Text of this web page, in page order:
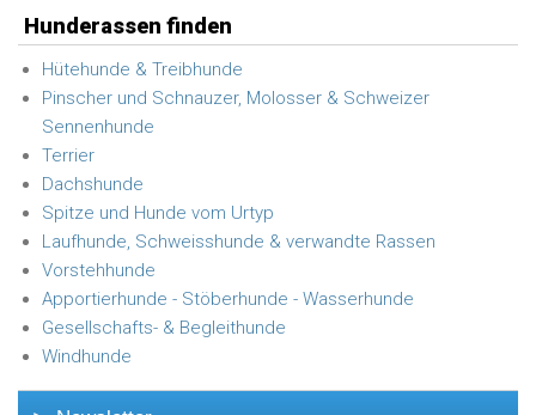
Hunderassen finden
Hütehunde & Treibhunde
Pinscher und Schnauzer, Molosser & Schweizer
Sennenhunde
Terrier
Dachshunde
Spitze und Hunde vom Urtyp
Laufhunde, Schweisshunde & verwandte Rassen
Vorstehhunde
Apportierhunde - Stöberhunde - Wasserhunde
Gesellschafts- & Begleithunde
Windhunde